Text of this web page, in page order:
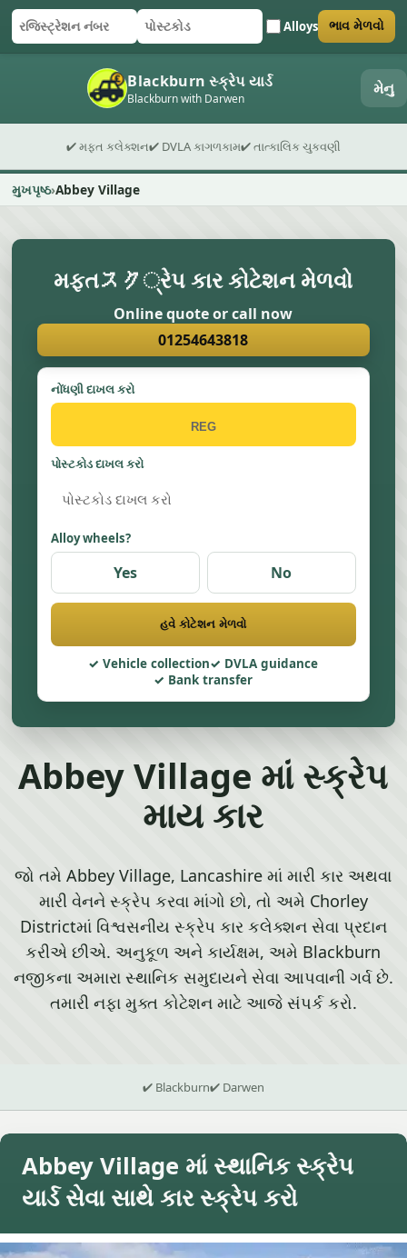
રજિસ્ટ્રેશન નંબર
પોસ્ટકોડ Alloys
ફોર્મ સબમિટ કરો ભાવ મેળવો
Blackburn સ્ક્રેપ યાર્ડ
Blackburn with Darwen મેનુ
✔ મફત કલેક્શન✔ DVLA કાગળકામ✔ તાત્કાલિક ચુકવણી
મુખપૃષ્ઠ Abbey Village
મફતスク્રેપ કાર કોટેશન મેળવો
Online quote or call now
01254643818
નોંધણી દાખલ કરો
પોસ્ટકોડ દાખલ કરો
Alloy wheels?
Yes No
હવે કોટેશન મેળવો
Vehicle collection
DVLA guidance
Bank transfer
Abbey Village માં સ્ક્રેપ
માય કાર
જો તમે Abbey Village, Lancashire માં મારી કાર અથવા
મારી વેનને સ્ક્રેપ કરવા માંગો છો, તો અમે Chorley
Districtમાં વિશ્વસનીય સ્ક્રેપ કાર કલેક્શન સેવા પ્રદાન
કરીએ છીએ. અનુકૂળ અને કાર્યક્ષમ, અમે Blackburn
નજીકના અમારા સ્થાનિક સમુદાયને સેવા આપવાની ગર્વ છે.
તમારી નફા મુક્ત કોટેશન માટે આજે સંપર્ક કરો.
✔ Blackburn✔ Darwen
Abbey Village માં સ્થાનિક સ્ક્રેપ
યાર્ડ સેવા સાથે કાર સ્ક્રેપ કરો